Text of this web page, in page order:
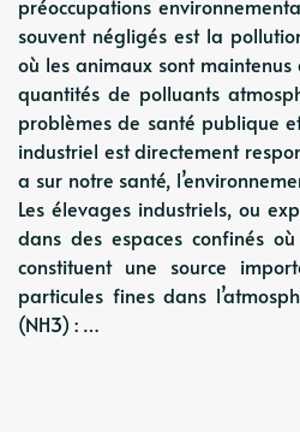
préoccupations
souvent négligés est la
où les animaux sont
quantités de polluants
problèmes de santé publique
industriel est directement
a sur notre santé,
Les élevages industriels, ou
dans des espaces confinés
constituent une source
particules fines dans
(NH3) : …